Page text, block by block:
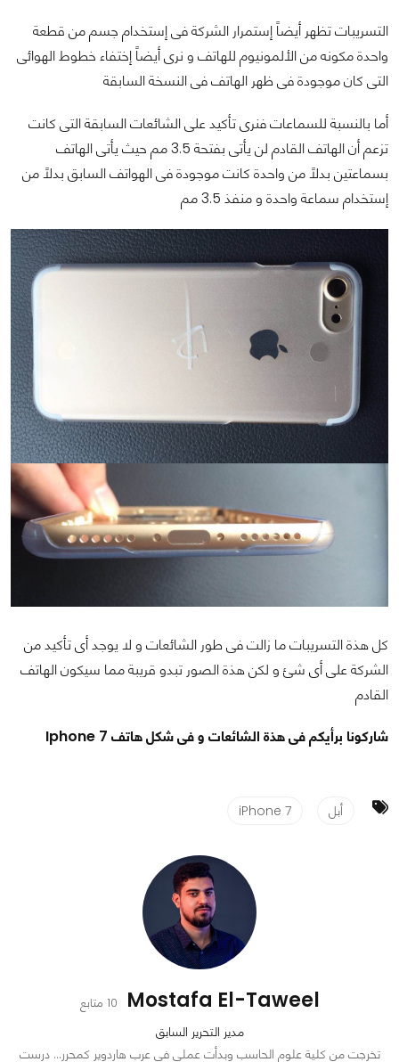
التسريبات تظهر أيضاً إستمرار الشركة فى إستخدام جسم من قطعة
واحدة مكونه من الألمونيوم للهاتف و نرى أيضاً إختفاء خطوط الهوائى
التى كان موجودة فى ظهر الهاتف فى النسخة السابقة
أما بالنسبة للسماعات فنرى تأكيد على الشائعات السابقة التى كانت
تزعم أن الهاتف القادم لن يأتى بفتحة 3.5 مم حيث يأتى الهاتف
بسماعتين بدلاً من واحدة كانت موجودة فى الهواتف السابق بدلاً من
إستخدام سماعة واحدة و منفذ 3.5 مم
كل هذة التسريبات ما زالت فى طور الشائعات و لا يوجد أى تأكيد من
الشركة على أى شئ و لكن هذة الصور تبدو قريبة مما سيكون الهاتف
القادم
شاركونا برأيكم فى هذة الشائعات و فى شكل هاتف Iphone 7
أبل iPhone 7
Mostafa El-Taweel 10 متابع
مدير التحرير السابق
تخرجت من كلية علوم الحاسب وبدأت عملي في عرب هاردوير كمحرر… درست